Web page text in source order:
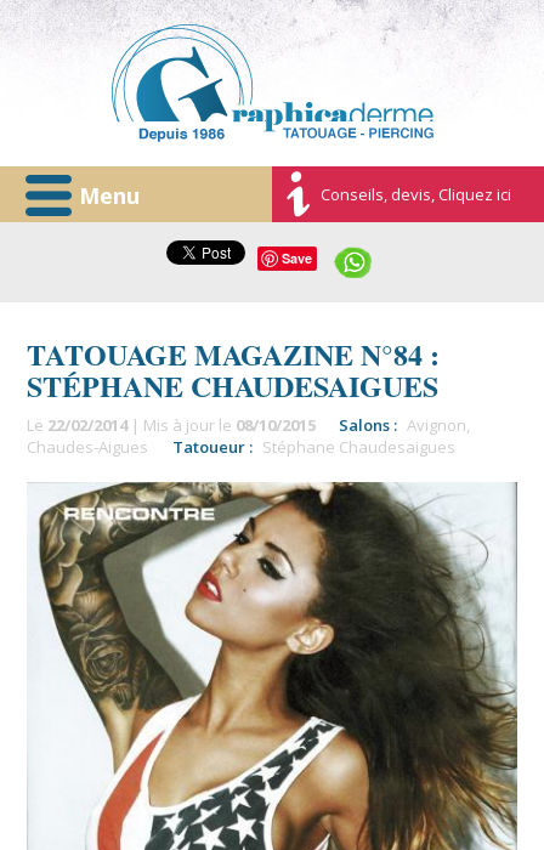
Menu Conseils, devis, Cliquez ici
Save
TATOUAGE MAGAZINE N°84 :
STÉPHANE CHAUDESAIGUES
Le 22/02/2014| Mis à jour le 08/10/2015 Salons : Avignon,
Chaudes-Aigues
Tatoueur : Stéphane Chaudesaigues